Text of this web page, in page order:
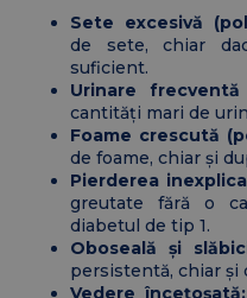
Sete excesivă
de sete, chiar
suficient.
Urinare
cantități mari de
Foame crescută
de foame, chiar și
Pierderea
greutate fără o
diabetul de tip 1.
Oboseală și
persistentă, chiar și
Vedere